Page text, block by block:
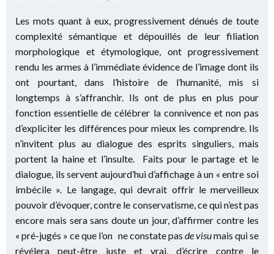
Les mots quant à eux, progressivement dénués de toute
complexité sémantique et dépouillés de leur filiation
morphologique et étymologique, ont progressivement
rendu les armes à l’immédiate évidence de l’image dont ils
ont pourtant, dans l’histoire de l’humanité, mis si
longtemps à s’affranchir. Ils ont de plus en plus pour
fonction essentielle de célébrer la connivence et non pas
d’expliciter les différences pour mieux les comprendre. Ils
n’invitent plus au dialogue des esprits singuliers, mais
portent la haine et l’insulte. Faits pour le partage et le
dialogue, ils servent aujourd’hui d’affichage à un « entre soi
imbécile ». Le langage, qui devrait offrir le merveilleux
pouvoir d’évoquer, contre le conservatisme, ce qui n’est pas
encore mais sera sans doute un jour, d’affirmer contre les
« pré-jugés » ce que l’on ne constate pas de visumais qui se
révélera peut-être juste et vrai, d’écrire contre le